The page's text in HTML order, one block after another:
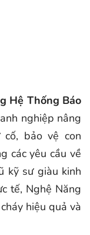
Hệ Thống Báo
nghiệp nâng
bảo vệ con
các yêu cầu về
kỹ sư giàu kinh
tế, Nghệ Năng
hiệu quả và